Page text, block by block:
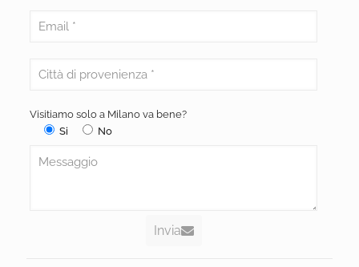
Visitiamo solo a Milano va bene?
Si
No
Invia